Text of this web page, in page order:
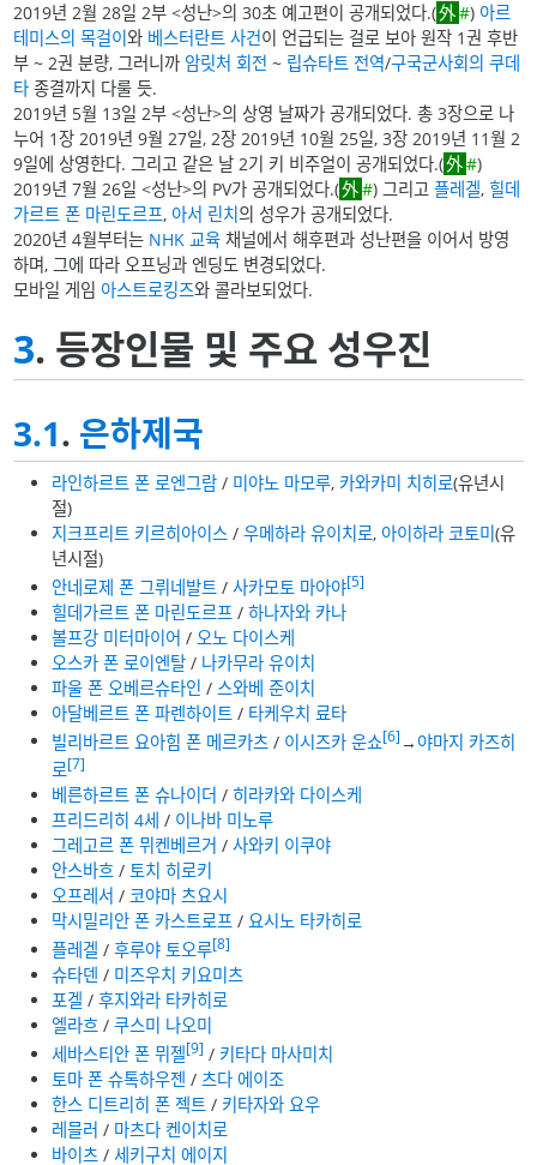
2019년 2월 28일 2부 <성난>의 30초 예고편이 공개되었다.( #) 아르
테미스의 목걸이와 베스터란트 사건이 언급되는 걸로 보아 원작 1권 후반
부 ~ 2권 분량, 그러니까 암릿처 회전 ~ 립슈타트 전역/구국군사회의 쿠데
타 종결까지 다룰 듯.
2019년 5월 13일 2부 <성난>의 상영 날짜가 공개되었다. 총 3장으로 나
누어 1장 2019년 9월 27일, 2장 2019년 10월 25일, 3장 2019년 11월 2
9일에 상영한다. 그리고 같은 날 2기 키 비주얼이 공개되었다.(
#)
2019년 7월 26일 <성난>의 PV가 공개되었다.(
#) 그리고 플레겔, 힐데
가르트 폰 마린도르프, 아서 린치의 성우가 공개되었다.
2020년 4월부터는 NHK 교육 채널에서 해후편과 성난편을 이어서 방영
하며, 그에 따라 오프닝과 엔딩도 변경되었다.
모바일 게임 아스트로킹즈와 콜라보되었다.
3. 등장인물 및 주요 성우진
3.1. 은하제국
라인하르트 폰 로엔그람 / 미야노 마모루, 카와카미 치히로(유년시
절)
지크프리트 키르히아이스 /우메하라 유이치로, 아이하라 코토미(유
년시절)
안네로제 폰 그뤼네발트 /사카모토 마아야[5]
힐데가르트 폰 마린도르프 /하나자와 카나
볼프강 미터마이어 / 오노 다이스케
오스카 폰 로이엔탈 / 나카무라 유이치
파울 폰 오베르슈타인 / 스와베 준이치
아달베르트 폰 파렌하이트 / 타케우치 료타
빌리바르트 요아힘 폰 메르카츠 / 이시즈카 운쇼[6] → 야마지 카즈히
로[7]
베른하르트 폰 슈나이더 / 히라카와 다이스케
프리드리히 4세 / 이나바 미노루
그레고르 폰 뮈켄베르거 /사와키 이쿠야
안스바흐 /토치 히로키
오프레서 /코야마 츠요시
막시밀리안 폰 카스트로프 /요시노 타카히로
플레겔 /후루야 토오루[8]
슈타덴 / 미즈우치 키요미츠
포겔 /후지와라 타카히로
엘라흐 /쿠스미 나오미
세바스티안 폰 뮈젤[9] / 키타다 마사미치
토마 폰 슈톡하우젠 / 츠다 에이조
한스 디트리히 폰 젝트 / 키타자와 요우
레믈러 / 마츠다 켄이치로
바이츠 /세키구치 에이지